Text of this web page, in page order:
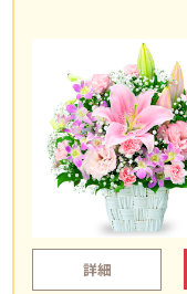
詳細